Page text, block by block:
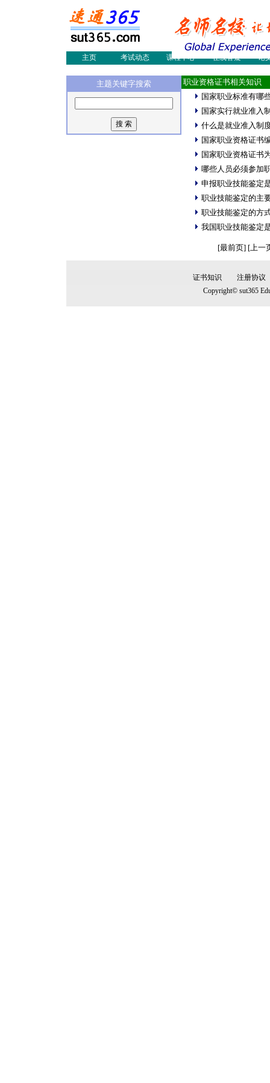
物流案例
物流人才
职业
物流员培训
多媒体制作
国
采购认证培训
国际
主页
考试动态 课程中心 在线答疑 论
主题关键字搜索
职业资格证书相关知识
国家职业标准有哪
国家实行就业准入
什么是就业准入制
国家职业资格证书
国家职业资格证书
哪些人员必须参加
申报职业技能鉴定
职业技能鉴定的主
职业技能鉴定的方
我国职业技能鉴定
[最前页] [上一
证书知识
注册协议
Copyright© sut365